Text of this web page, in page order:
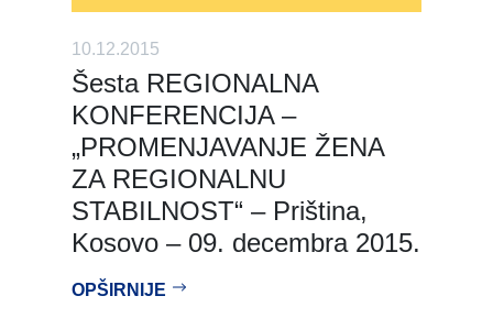
10.12.2015
Šesta REGIONALNA
KONFERENCIJA –
„PROMENJAVANJE ŽENA
ZA REGIONALNU
STABILNOST“ – Priština,
Kosovo – 09. decembra 2015.
OPŠIRNIJE